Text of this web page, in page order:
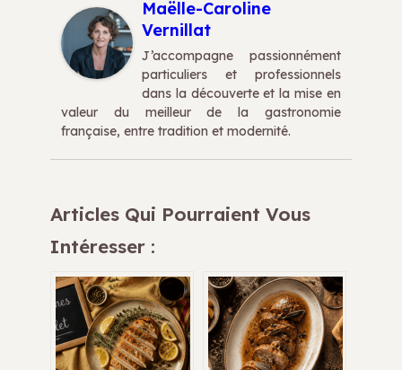
Maëlle-Caroline
Vernillat
J’accompagne passionnément
particuliers et professionnels
dans la découverte et la mise en
valeur du meilleur de la gastronomie
française, entre tradition et modernité.
Articles Qui Pourraient Vous
Intéresser :